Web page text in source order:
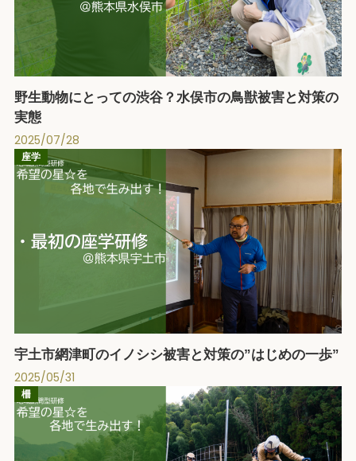
野生動物にとっての渋谷？水俣市の鳥獣被害と対策の
実態
2025/07/28
座学
宇土市網津町のイノシシ被害と対策の”はじめの一歩”
2025/05/31
柵